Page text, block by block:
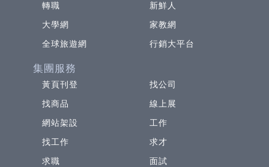
轉職
新鮮人
大學網
家教網
全球旅遊網
行銷大平台
集團服務
黃頁刊登
找公司
找商品
線上展
網站架設
工作
找工作
求才
求職
面試